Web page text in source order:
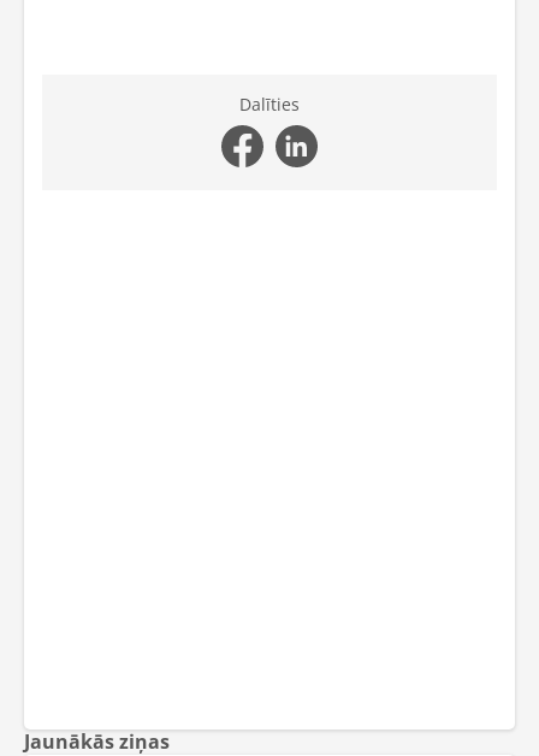
Dalīties
Jaunākās ziņas